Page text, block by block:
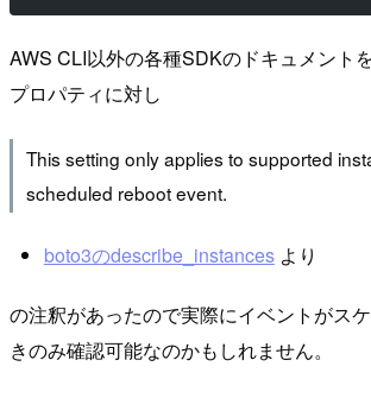
AWS CLI以外の各種SDKのドキュメント
プロパティに対し
This setting only applies to supported
scheduled reboot event.
boto3のdescribe_instancesより
の注釈があったので実際にイベントがス
きのみ確認可能なのかもしれません。